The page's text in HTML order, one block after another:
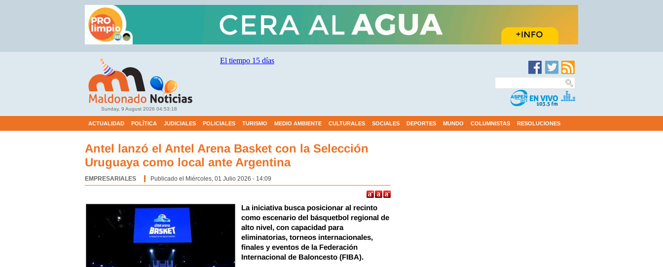
Sunday, 9 August 2026 04:53:19
ACTUALIDAD POLÍTICA JUDICIALES POLICIALES TURISMO MEDIO AMBIENTE CULTURALES SOCIALES DEPORTES MUNDO COLUMNISTAS RESOLUCIONES
Antel lanzó el Antel Arena Basket con la Selección
Uruguaya como local ante Argentina
EMPRESARIALES Publicado el Miércoles, 01 Julio 2026 - 14:09
La iniciativa busca posicionar al recinto
como escenario del básquetbol regional de
alto nivel, con capacidad para
eliminatorias, torneos internacionales,
finales y eventos de la Federación
Internacional de Baloncesto (FIBA).